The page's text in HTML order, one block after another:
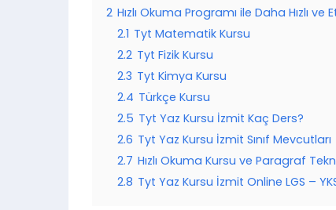
2 Hızlı Okuma Programı ile Daha Hızlı ve
2.1 Tyt Matematik Kursu
2.2 Tyt Fizik Kursu
2.3 Tyt Kimya Kursu
2.4 Türkçe Kursu
2.5 Tyt Yaz Kursu İzmit Kaç Ders?
2.6 Tyt Yaz Kursu İzmit Sınıf Mevcutları
2.7 Hızlı Okuma Kursu ve Paragraf
2.8 Tyt Yaz Kursu İzmit Online LGS –